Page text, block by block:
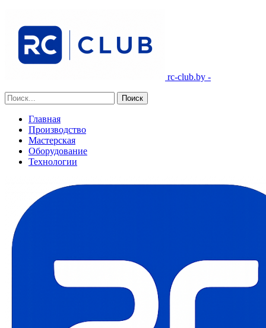
rc-club.by -
Главная
Производство
Мастерская
Оборудование
Технологии